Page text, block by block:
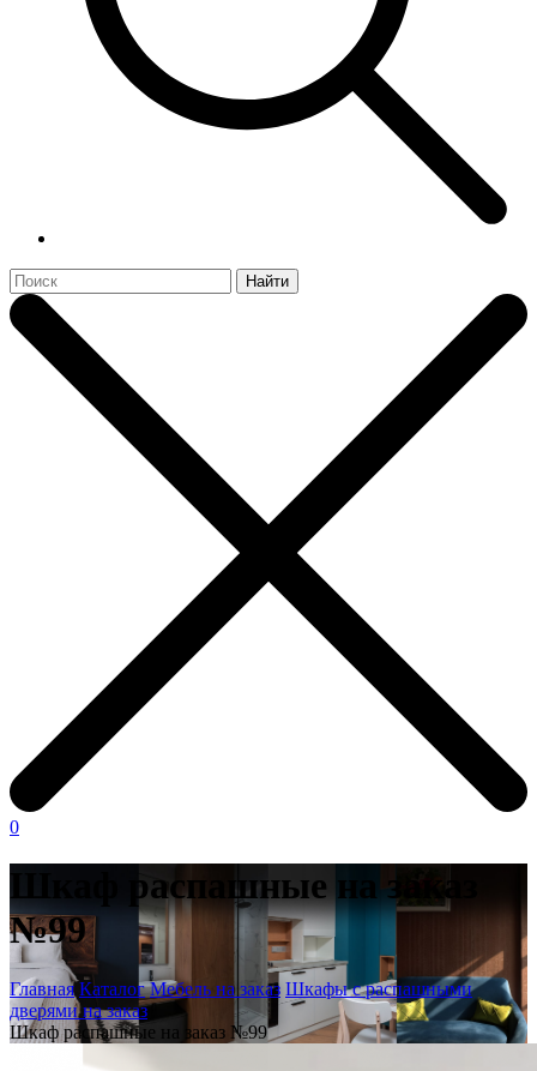
Найти
0
Шкаф распашные на заказ
№99
Главная Каталог Мебель на заказ Шкафы с распашными
дверями на заказ
Шкаф распашные на заказ №99